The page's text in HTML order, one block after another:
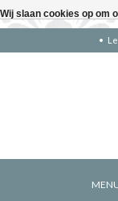
Wij slaan cookies op om